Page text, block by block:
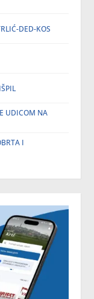
DED-KOS
UDICOM NA
I